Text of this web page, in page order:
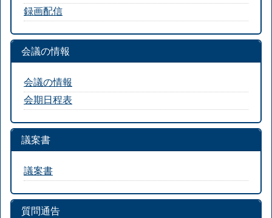
録画配信
会議の情報
会議の情報
会期日程表
議案書
議案書
質問通告